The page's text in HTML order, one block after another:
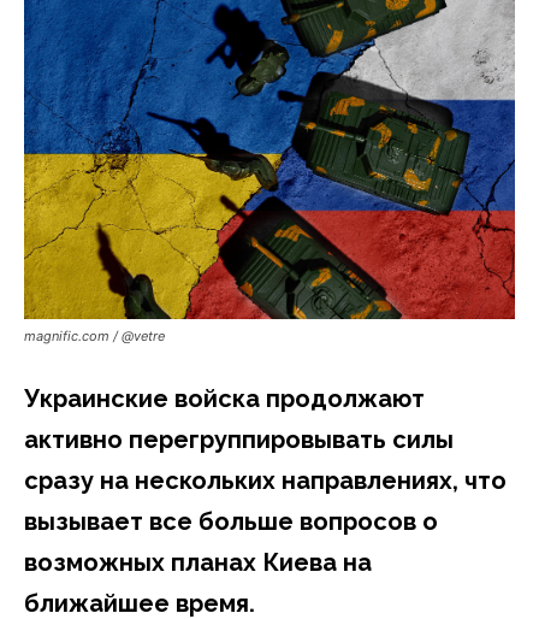
magnific.com / @vetre
Украинские войска продолжают
активно перегруппировывать силы
сразу на нескольких направлениях, что
вызывает все больше вопросов о
возможных планах Киева на
ближайшее время.